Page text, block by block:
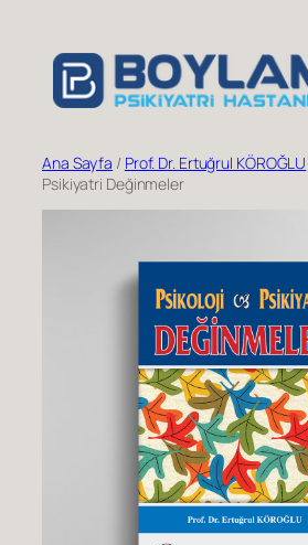
Ana Sayfa / Prof. Dr. Ertuğrul KÖROĞLU
Psikiyatri Değinmeler